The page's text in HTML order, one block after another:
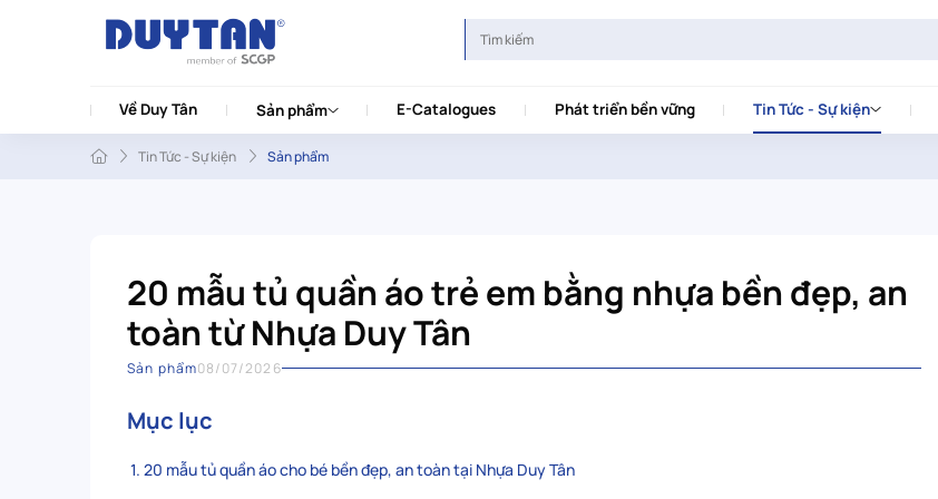
Về Duy Tân Sản phẩm E-Catalogues Phát triển bền vững Tin Tức - Sự kiện
Tin Tức - Sự kiện Sản phẩm
20 mẫu tủ quần áo trẻ em bằng nhựa bền đẹp, an
toàn từ Nhựa Duy Tân
Sản phẩm08/07/2026
Mục lục
1. 20 mẫu tủ quần áo cho bé bền đẹp, an toàn tại Nhựa Duy Tân